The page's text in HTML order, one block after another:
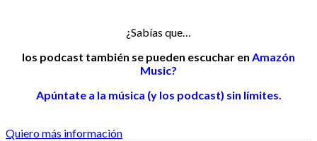
¿Sabías que…
los podcast también se pueden escuchar en Amazón
Music?
Apúntate a la música (y los podcast) sin límites.
Quiero más información